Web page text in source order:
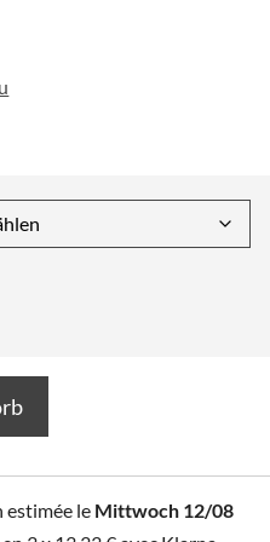
estimée le Mittwoch 12/08